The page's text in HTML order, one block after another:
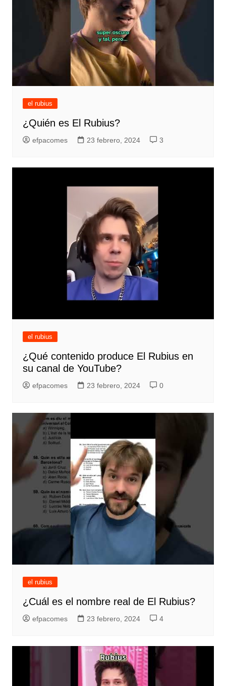
el rubius
¿Quién es El Rubius?
efpacomes 23 febrero, 2024 3
el rubius
¿Qué contenido produce El Rubius en
su canal de YouTube?
efpacomes 23 febrero, 2024 0
el rubius
¿Cuál es el nombre real de El Rubius?
efpacomes 23 febrero, 2024 4